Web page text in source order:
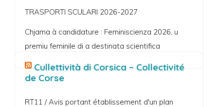
TRASPORTI SCULARI 2026-2027
Chjama à candidature : Feminiscienza 2026, u
premiu feminile di a destinata scientifica
Cullettività di Corsica – Collectivité
de Corse
RT11 / Avis portant établissement d'un plan